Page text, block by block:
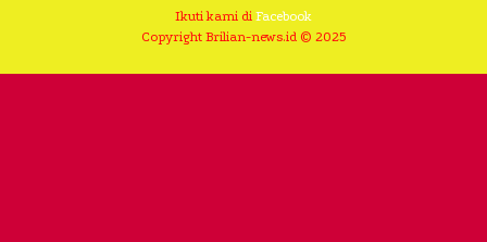
Ikuti kami di Facebook
Copyright Brilian-news.id © 2025